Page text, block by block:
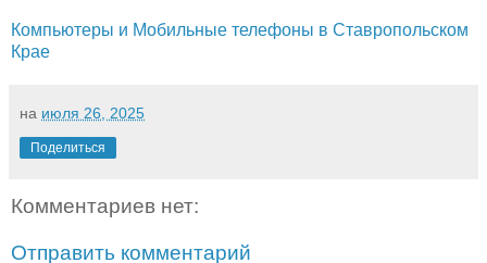
Компьютеры и Мобильные телефоны в Ставропольском
Крае
на июля 26, 2025
Поделиться
Комментариев нет:
Отправить комментарий